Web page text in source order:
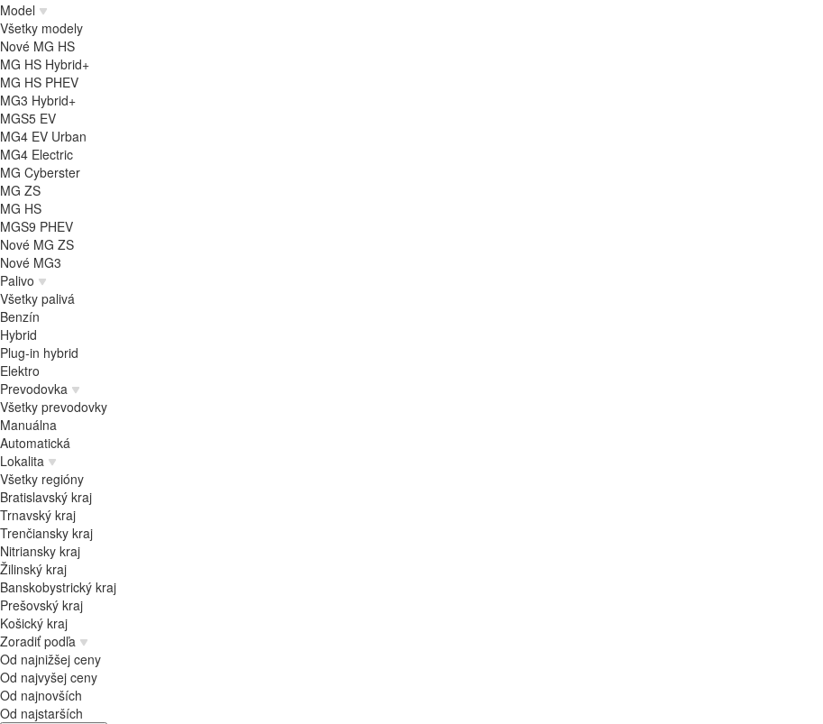
Model
Všetky modely
Nové MG HS
MG HS Hybrid+
MG HS PHEV
MG3 Hybrid+
MGS5 EV
MG4 EV Urban
MG4 Electric
MG Cyberster
MG ZS
MG HS
MGS9 PHEV
Nové MG ZS
Nové MG3
Palivo
Všetky palivá
Benzín
Hybrid
Plug-in hybrid
Elektro
Prevodovka
Všetky prevodovky
Manuálna
Automatická
Lokalita
Všetky regióny
Bratislavský kraj
Trnavský kraj
Trenčiansky kraj
Nitriansky kraj
Žilinský kraj
Banskobystrický kraj
Prešovský kraj
Košický kraj
Zoradiť podľa
Od najnižšej ceny
Od najvyšej ceny
Od najnovších
Od najstarších